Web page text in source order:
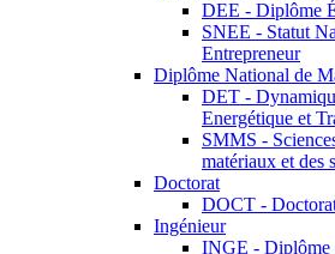
DEE - Diplôme
SNEE - Statut
Entrepreneur
Diplôme National de
DET -
Energétique et
SMMS -
matériaux et des
Doctorat
DOCT -
Ingénieur
INGE - Diplôme